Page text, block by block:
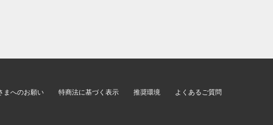
まへのお願い 特商法に基づく表示 推奨環境 よくあるご質問